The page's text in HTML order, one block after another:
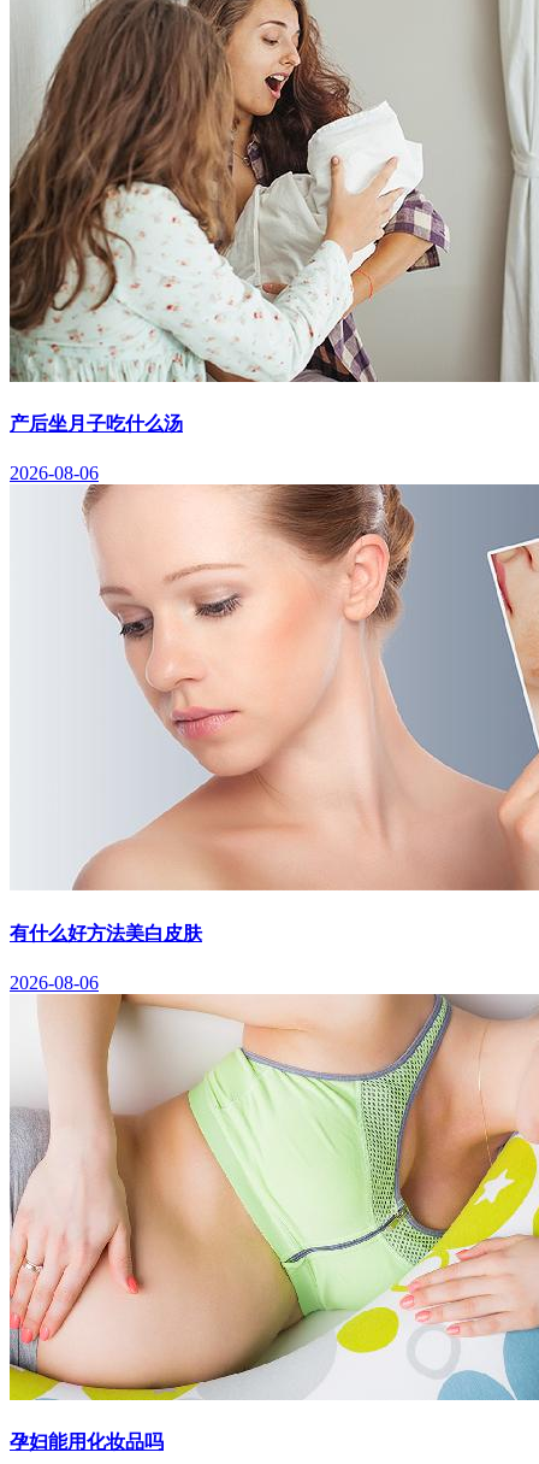
产后坐月子吃什么汤
2026-08-06
有什么好方法美白皮肤
2026-08-06
孕妇能用化妆品吗